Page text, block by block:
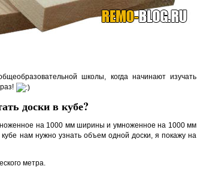
школы, когда начинают изучать
доски в кубе?
на 1000 мм ширины и умноженное на 1000 мм
нам нужно узнать объем одной доски, я покажу на
метра.